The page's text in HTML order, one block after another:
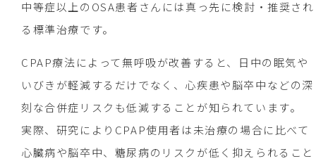
中等症以上のOSA患者さんには真っ先に検討・推奨され
る標準治療です。
CPAP療法によって無呼吸が改善すると、日中の眠気や
いびきが軽減するだけでなく、心疾患や脳卒中などの深
刻な合併症リスクも低減することが知られています。
実際、研究によりCPAP使用者は未治療の場合に比べて
心臓病や脳卒中、糖尿病のリスクが低く抑えられること